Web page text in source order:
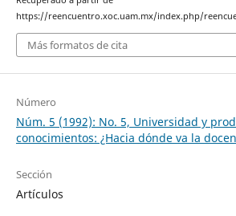
https://reencuentro.xoc.uam.mx/index.php/
Más formatos de cita
Número
Núm. 5 (1992): No. 5, Universidad y
conocimientos: ¿Hacia dónde va la
Sección
Artículos